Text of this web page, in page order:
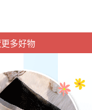
多好物